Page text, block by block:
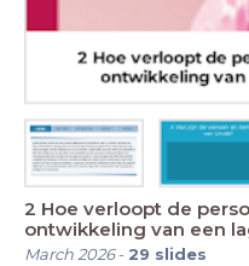
2 Hoe verloopt de
ontwikkeling van een
March 2026- 29 slides